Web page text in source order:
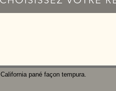
California pané façon tempura.